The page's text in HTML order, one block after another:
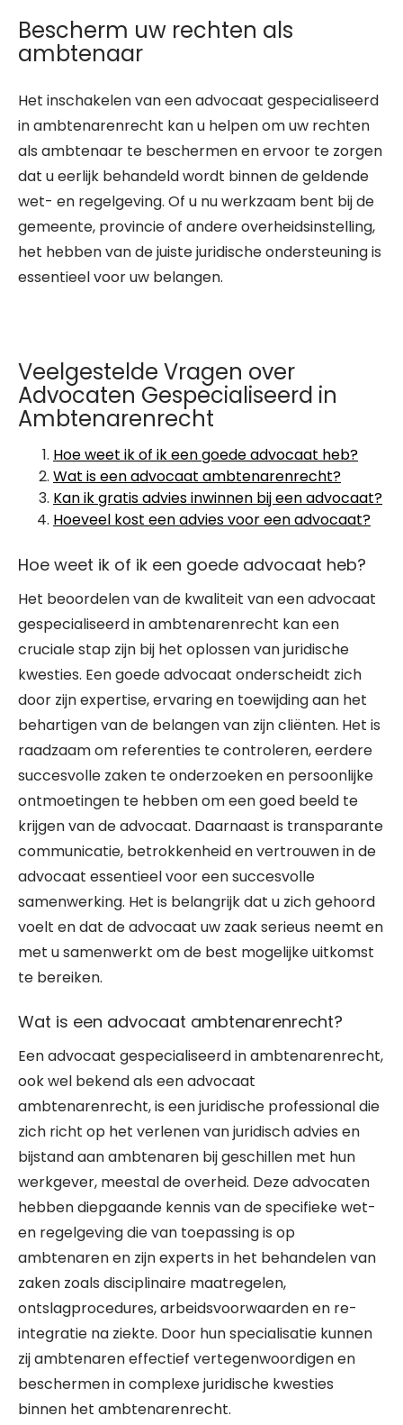
Bescherm uw rechten als
ambtenaar
Het inschakelen van een advocaat gespecialiseerd
in ambtenarenrecht kan u helpen om uw rechten
als ambtenaar te beschermen en ervoor te zorgen
dat u eerlijk behandeld wordt binnen de geldende
wet- en regelgeving. Of u nu werkzaam bent bij de
gemeente, provincie of andere overheidsinstelling,
het hebben van de juiste juridische ondersteuning is
essentieel voor uw belangen.
Veelgestelde Vragen over
Advocaten Gespecialiseerd in
Ambtenarenrecht
Hoe weet ik of ik een goede advocaat heb?
Wat is een advocaat ambtenarenrecht?
Kan ik gratis advies inwinnen bij een advocaat?
Hoeveel kost een advies voor een advocaat?
Hoe weet ik of ik een goede advocaat heb?
Het beoordelen van de kwaliteit van een advocaat
gespecialiseerd in ambtenarenrecht kan een
cruciale stap zijn bij het oplossen van juridische
kwesties. Een goede advocaat onderscheidt zich
door zijn expertise, ervaring en toewijding aan het
behartigen van de belangen van zijn cliënten. Het is
raadzaam om referenties te controleren, eerdere
succesvolle zaken te onderzoeken en persoonlijke
ontmoetingen te hebben om een goed beeld te
krijgen van de advocaat. Daarnaast is transparante
communicatie, betrokkenheid en vertrouwen in de
advocaat essentieel voor een succesvolle
samenwerking. Het is belangrijk dat u zich gehoord
voelt en dat de advocaat uw zaak serieus neemt en
met u samenwerkt om de best mogelijke uitkomst
te bereiken.
Wat is een advocaat ambtenarenrecht?
Een advocaat gespecialiseerd in ambtenarenrecht,
ook wel bekend als een advocaat
ambtenarenrecht, is een juridische professional die
zich richt op het verlenen van juridisch advies en
bijstand aan ambtenaren bij geschillen met hun
werkgever, meestal de overheid. Deze advocaten
hebben diepgaande kennis van de specifieke wet-
en regelgeving die van toepassing is op
ambtenaren en zijn experts in het behandelen van
zaken zoals disciplinaire maatregelen,
ontslagprocedures, arbeidsvoorwaarden en re-
integratie na ziekte. Door hun specialisatie kunnen
zij ambtenaren effectief vertegenwoordigen en
beschermen in complexe juridische kwesties
binnen het ambtenarenrecht.